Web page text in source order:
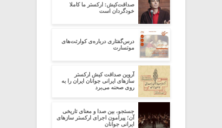
صداقت‌کیش: ارکستر ما کاملا
خودگردان است
درس‌گفتاری درباره‌ی کوارتت‌های
موتسارت
آروین صداقت کیش ارکستر
سازهای ایرانی جوانان ایران را به
روی صحنه می‌برد
جستجو، بین صدا و معنای تاریخی
آن؛ پیرامون اجرای ارکستر سازهای
ایرانی جوانان